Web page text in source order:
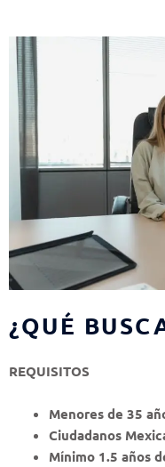
¿QUÉ
REQUISITOS
Menores de 35
Ciudadanos
Mínimo 1.5 años